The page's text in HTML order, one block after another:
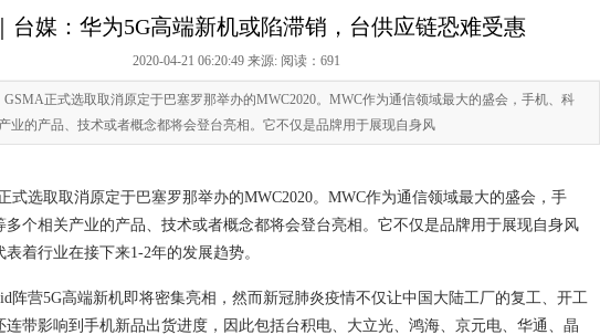
台媒：华为5G高端新机或陷滞销，台供应链恐难受惠
2020-04-21 06:20:49 来源: 阅读：691
GSMA正式选取取消原定于巴塞罗那举办的MWC2020。MWC作为通信领域最大的盛会，手机、科
业的产品、技术或者概念都将会登台亮相。它不仅是品牌用于展现自身风
式选取取消原定于巴塞罗那举办的MWC2020。MWC作为通信领域最大的盛会，手
多个相关产业的产品、技术或者概念都将会登台亮相。它不仅是品牌用于展现自身风
着行业在接下来1-2年的发展趋势。
阵营5G高端新机即将密集亮相，然而新冠肺炎疫情不仅让中国大陆工厂的复工、开工
连带影响到手机新品出货进度，因此包括台积电、大立光、鸿海、京元电、华通、晶